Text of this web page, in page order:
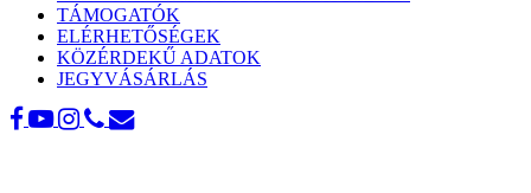
TÁMOGATÓK
ELÉRHETŐSÉGEK
KÖZÉRDEKŰ ADATOK
JEGYVÁSÁRLÁS